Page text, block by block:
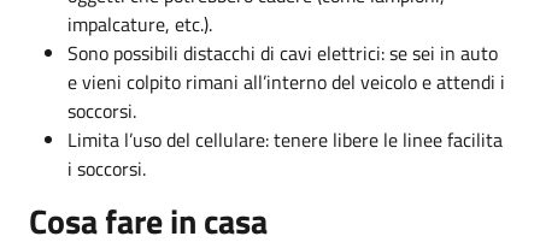
impalcature, etc.).
Sono possibili distacchi di cavi elettrici: se sei in auto
e vieni colpito rimani all’interno del veicolo e attendi i
soccorsi.
Limita l’uso del cellulare: tenere libere le linee facilita
i soccorsi.
Cosa fare in casa